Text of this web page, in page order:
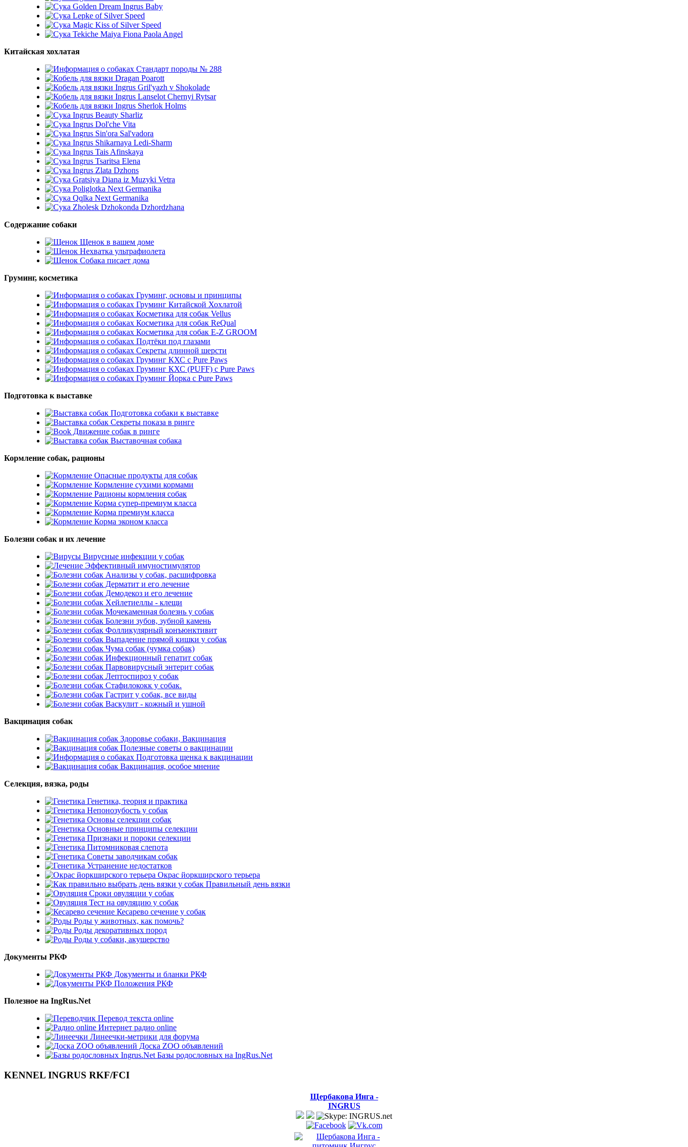
Golden Dream Ingrus Baby
Lepke of Silver Speed
Magic Kiss of Silver Speed
Tekiche Maiya Fiona Paola Angel
Китайская хохлатая
Стандарт породы № 288
Dragan Poarott
Ingrus Gril'yazh v Shokolade
Ingrus Lanselot Chernyi Rytsar
Ingrus Sherlok Holms
Ingrus Beauty Sharliz
Ingrus Dol'che Vita
Ingrus Sin'ora Sal'vadora
Ingrus Shikarnaya Ledi-Sharm
Ingrus Tais Afinskaya
Ingrus Tsaritsa Elena
Ingrus Zlata Dzhons
Gratsiya Diana iz Muzyki Vetra
Poliglotka Next Germanika
Qqlka Next Germanika
Zholesk Dzhokonda Dzhordzhana
Содержание собаки
Щенок в вашем доме
Нехватка ультрафиолета
Собака писает дома
Груминг, косметика
Груминг, основы и принципы
Груминг Китайской Хохлатой
Косметика для собак Vellus
Косметика для собак ReQual
Косметика для собак E-Z GROOM
Подтёки под глазами
Секреты длинной шерсти
Груминг КХС с Pure Paws
Груминг КХС (PUFF) с Pure Paws
Груминг Йорка с Pure Paws
Подготовка к выставке
Подготовка собаки к выставке
Секреты показа в ринге
Движение собак в ринге
Выставочная собака
Кормление собак, рационы
Опасные продукты для собак
Кормление сухими кормами
Рационы кормления собак
Корма супер-премиум класса
Корма премиум класса
Корма эконом класса
Болезни собак и их лечение
Вирусные инфекции у собак
Эффективный имуностимулятор
Анализы у собак, расшифровка
Дерматит и его лечение
Демодекоз и его лечение
Хейлетиеллы - клещи
Мочекаменная болезнь у собак
Болезни зубов, зубной камень
Фолликулярный конъюнктивит
Выпадение прямой кишки у собак
Чума собак (чумка собак)
Инфекционный гепатит собак
Парвовирусный энтерит собак
Лептоспироз у собак
Стафилококк у собак.
Гастрит у собак, все виды
Васкулит - кожный и ушной
Вакцинация собак
Здоровье собаки, Вакцинация
Полезные советы о вакцинации
Подготовка щенка к вакцинации
Вакцинация, особое мнение
Селекция, вязка, роды
Генетика, теория и практика
Непонозубость у собак
Основы селекции собак
Основные принципы селекции
Признаки и пороки селекции
Питомниковая слепота
Советы заводчикам собак
Устранение недостатков
Окрас йоркширского терьера
Правильный день вязки
Сроки овуляции у собак
Тест на овуляцию у собак
Кесарево сечение у собак
Роды у животных, как помочь?
Роды декоративных пород
Роды у собаки, акушерство
Документы РКФ
Документы и бланки РКФ
Положения РКФ
Полезное на IngRus.Net
Перевод текста online
Интернет радио online
Линеечки-метрики для форума
Доска ZOO объявлений
Базы родословных на IngRus.Net
KENNEL INGRUS RKF/FCI
Щербакова Инга -
INGRUS